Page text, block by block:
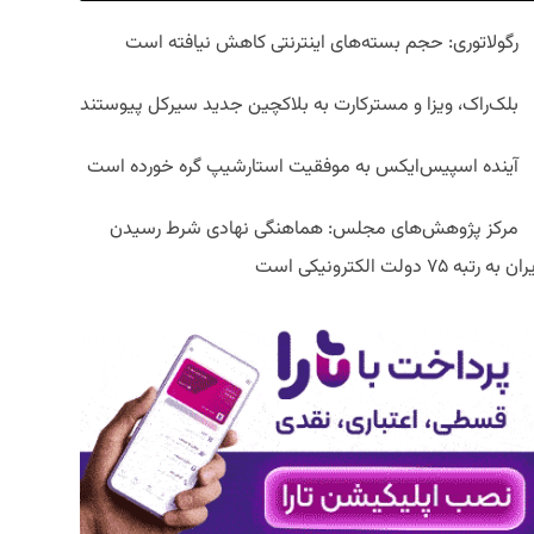
رگولاتوری: حجم بسته‌های اینترنتی کاهش نیافته است
بلک‌راک، ویزا و مسترکارت به بلاکچین جدید سیرکل پیوستند
آینده اسپیس‌ایکس به موفقیت استارشیپ گره خورده است
مرکز پژوهش‌های مجلس: هماهنگی نهادی شرط رسیدن
به رتبه ۷۵ دولت الکترونیکی است